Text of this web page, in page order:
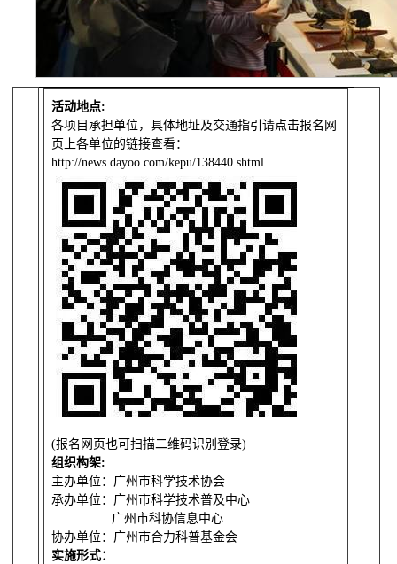
活动地点:
各项目承担单位，具体地址及交通指引请点击报名网
页上各单位的链接查看：
http://news.dayoo.com/kepu/138440.shtml
(报名网页也可扫描二维码识别登录)
组织构架:
主办单位：广州市科学技术协会
承办单位：广州市科学技术普及中心
广州市科协信息中心
协办单位：广州市合力科普基金会
实施形式：